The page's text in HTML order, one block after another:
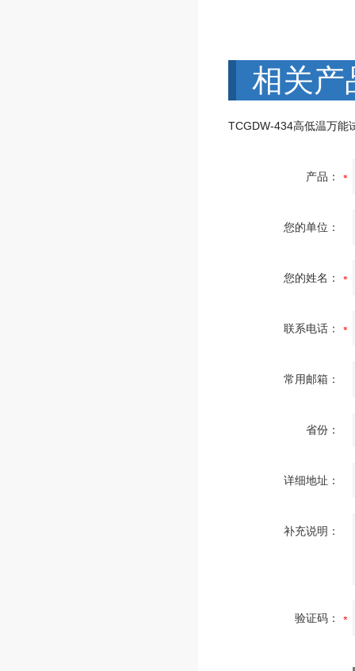
相关产
TCGDW-434高低温万能
产品：
您的单位：
您的姓名：
联系电话：
常用邮箱：
省份：
详细地址：
补充说明：
验证码：